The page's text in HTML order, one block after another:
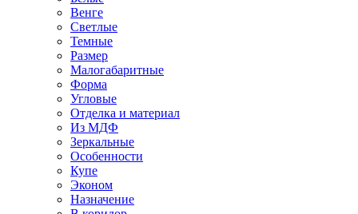
Венге
Светлые
Темные
Размер
Малогабаритные
Форма
Угловые
Отделка и материал
Из МДФ
Зеркальные
Особенности
Купе
Эконом
Назначение